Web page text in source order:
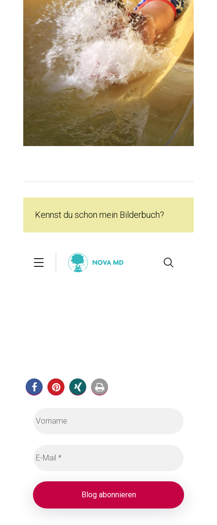
Kennst du schon mein Bilderbuch?